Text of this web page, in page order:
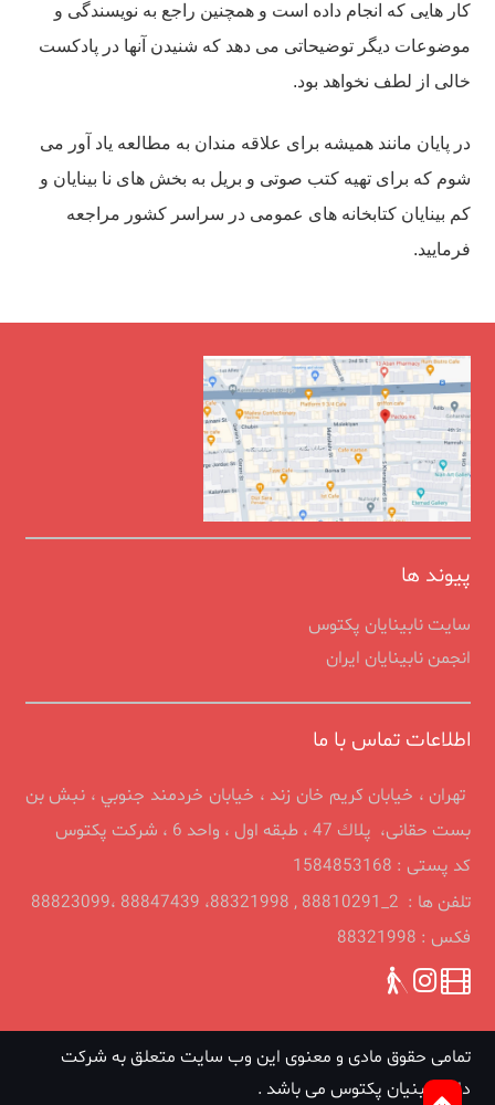
کار هایی که انجام داده است و همچنین راجع به نویسندگی و
موضوعات دیگر توضیحاتی می دهد که شنیدن آنها در پادکست
خالی از لطف نخواهد بود.
در پایان مانند همیشه برای علاقه مندان به مطالعه یاد آور می
شوم که برای تهیه کتب صوتی و بریل به بخش های نا بینایان و
کم بینایان کتابخانه های عمومی در سراسر کشور مراجعه
فرمایید.
پیوند ها
سایت نابینایان پکتوس
انجمن نابينايان ايران
اطلاعات تماس با ما
تهران ، خيابان كريم خان زند ، خیابان خردمند جنوبي ، نبش بن
بست حقانی، پلاك 47 ، طبقه اول ، واحد 6 ، شرکت پکتوس
کد پستی : 1584853168
تلفن ها : 2_88810291 , 88321998، 88847439 ،88823099
فکس : 88321998
تمامی حقوق مادی و معنوی این وب سایت متعلق به شرکت
دانش بنیان پکتوس می باشد .